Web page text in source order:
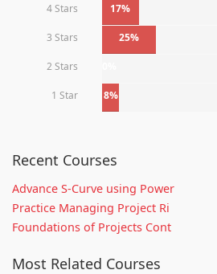
4 Stars 17%
3 Stars 25%
2 Stars
1 Star 8%
Recent Courses
Advance S-Curve using Power
Practice Managing Project Ri
Foundations of Projects Cont
Most Related Courses